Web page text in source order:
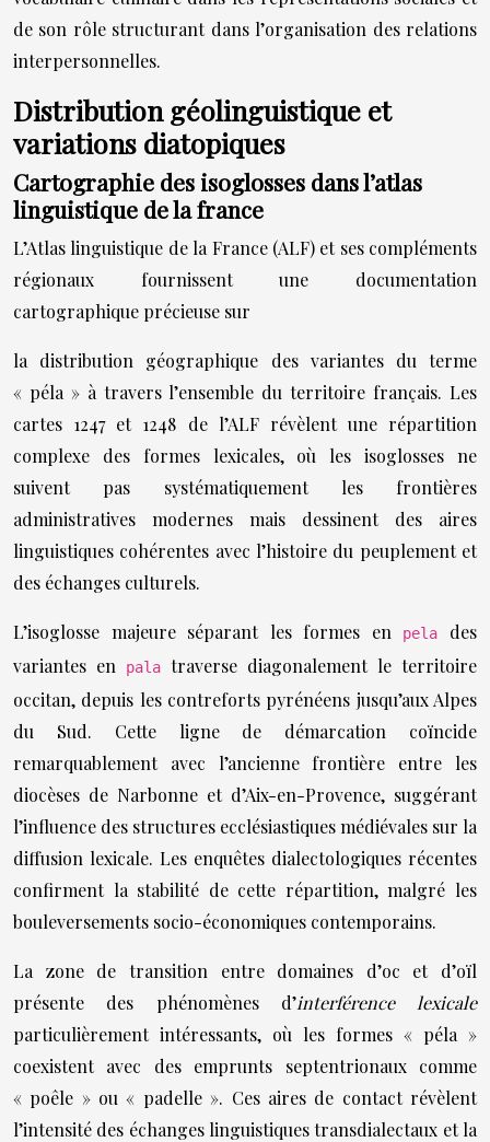
de son rôle structurant dans l’organisation des relations
interpersonnelles.
Distribution géolinguistique et
variations diatopiques
Cartographie des isoglosses dans l’atlas
linguistique de la france
L’Atlas linguistique de la France (ALF) et ses compléments
régionaux fournissent une documentation
cartographique précieuse sur
la distribution géographique des variantes du terme
« péla » à travers l’ensemble du territoire français. Les
cartes 1247 et 1248 de l’ALF révèlent une répartition
complexe des formes lexicales, où les isoglosses ne
suivent pas systématiquement les frontières
administratives modernes mais dessinent des aires
linguistiques cohérentes avec l’histoire du peuplement et
des échanges culturels.
L’isoglosse majeure séparant les formes en pela
des
variantes en
pala traverse diagonalement le territoire
occitan, depuis les contreforts pyrénéens jusqu’aux Alpes
du Sud. Cette ligne de démarcation coïncide
remarquablement avec l’ancienne frontière entre les
diocèses de Narbonne et d’Aix-en-Provence, suggérant
l’influence des structures ecclésiastiques médiévales sur la
diffusion lexicale. Les enquêtes dialectologiques récentes
confirment la stabilité de cette répartition, malgré les
bouleversements socio-économiques contemporains.
La zone de transition entre domaines d’oc et d’oïl
présente des phénomènes d’interférence lexicale
particulièrement intéressants, où les formes « péla »
coexistent avec des emprunts septentrionaux comme
« poêle » ou « padelle ». Ces aires de contact révèlent
l’intensité des échanges linguistiques transdialectaux et la